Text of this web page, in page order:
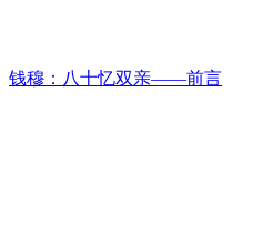
钱穆：八十忆双亲——前言